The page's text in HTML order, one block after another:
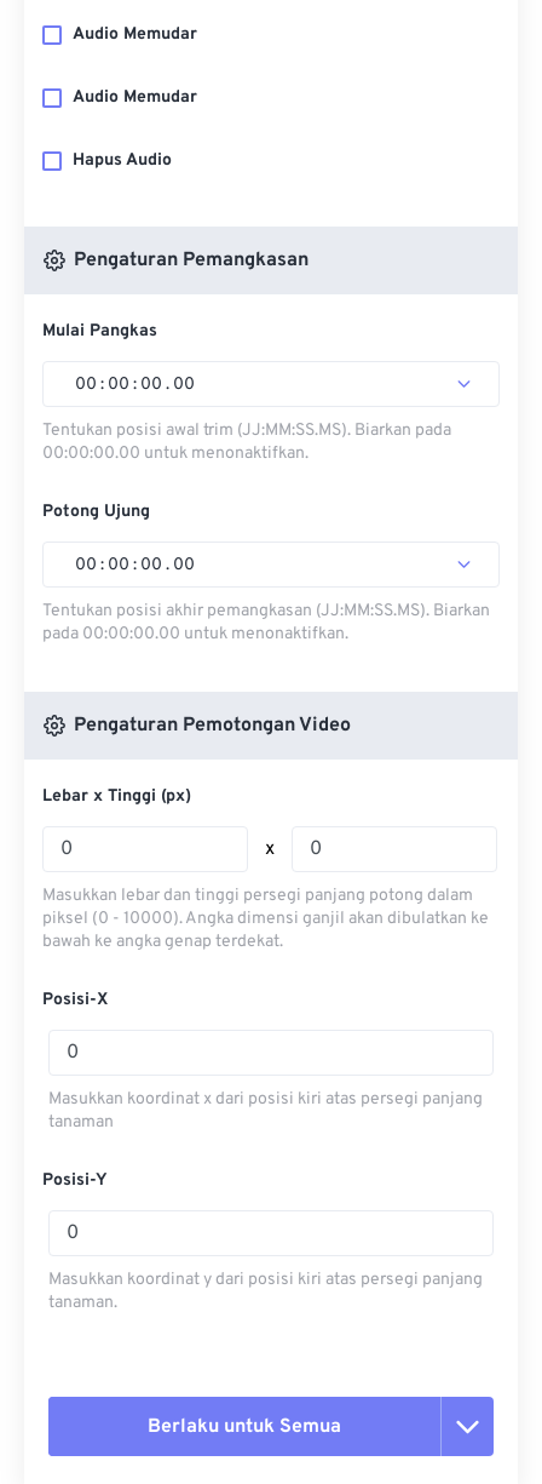
Audio Memudar
Audio Memudar
Hapus Audio
Pengaturan Pemangkasan
Mulai Pangkas
00 : 00 : 00 . 00
Tentukan posisi awal trim (JJ:MM:SS.MS). Biarkan pada
00:00:00.00 untuk menonaktifkan.
Potong Ujung
00 : 00 : 00 . 00
Tentukan posisi akhir pemangkasan (JJ:MM:SS.MS). Biarkan
pada 00:00:00.00 untuk menonaktifkan.
Pengaturan Pemotongan Video
Lebar x Tinggi (px)
x
Masukkan lebar dan tinggi persegi panjang potong dalam
piksel (0 - 10000). Angka dimensi ganjil akan dibulatkan ke
bawah ke angka genap terdekat.
Posisi-X
Masukkan koordinat x dari posisi kiri atas persegi panjang
tanaman
Posisi-Y
Masukkan koordinat y dari posisi kiri atas persegi panjang
tanaman.
Berlaku untuk Semua